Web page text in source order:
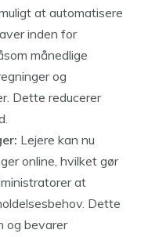
at automatisere
inden for
månedlige
og
Dette reducerer
Lejere kan nu
online, hvilket gør
at
Dette
og bevarer